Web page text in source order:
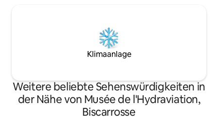
Klimaanlage
Weitere beliebte Sehenswürdigkeiten in
der Nähe von Musée de l'Hydraviation,
Biscarrosse